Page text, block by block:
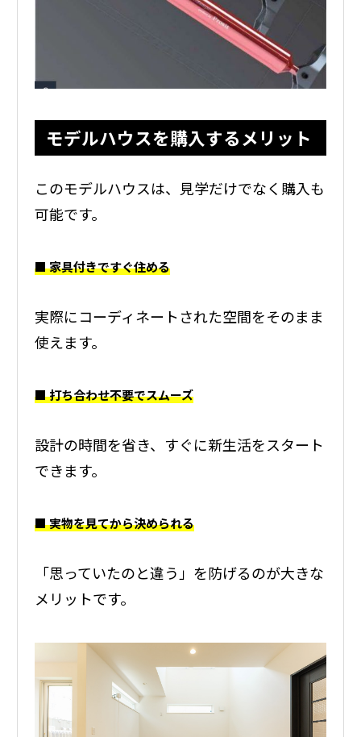
モデルハウスを購入するメリット
このモデルハウスは、見学だけでなく購入も
可能です。
■ 家具付きですぐ住める
実際にコーディネートされた空間をそのまま
使えます。
■ 打ち合わせ不要でスムーズ
設計の時間を省き、すぐに新生活をスタート
できます。
■ 実物を見てから決められる
「思っていたのと違う」を防げるのが大きな
メリットです。